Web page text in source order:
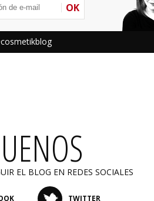
OK
EL BLOG EN REDES SOCIALES
TWITTER